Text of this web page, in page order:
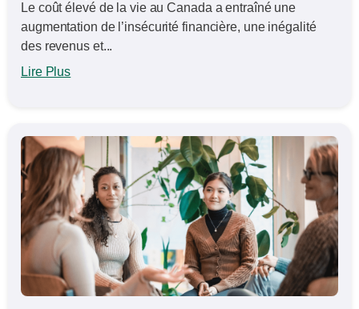
Le coût élevé de la vie au Canada a entraîné une
augmentation de l’insécurité financière, une inégalité
des revenus et...
Lire Plus